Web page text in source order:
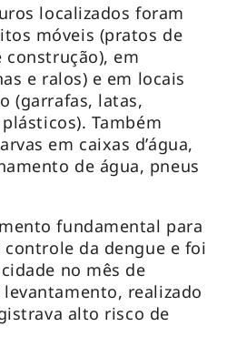
localizados foram
móveis (pratos de
construção), em
e ralos) e em locais
(garrafas, latas,
Também
em caixas d’água,
de água, pneus
fundamental para
da dengue e foi
no mês de
realizado
alto risco de